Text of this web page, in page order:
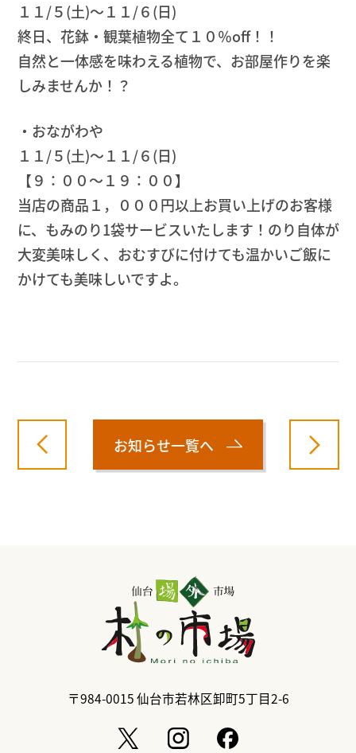
１１/５(土)～１１/６(日)
終日、花鉢・観葉植物全て１０％off！！
自然と一体感を味わえる植物で、お部屋作りを楽
しみませんか！？
・おながわや
１１/５(土)～１１/６(日)
【９：００～１９：００】
当店の商品１，０００円以上お買い上げのお客様
に、もみのり1袋サービスいたします！のり自体が
大変美味しく、おむすびに付けても温かいご飯に
かけても美味しいですよ。
お知らせ一覧へ
〒984-0015仙台市若林区卸町5丁目2-6